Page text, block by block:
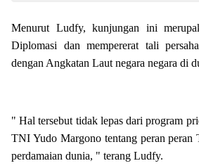
Menurut Ludfy, kunjungan ini
Diplomasi dan mempererat tali
dengan Angkatan Laut negara negara di
" Hal tersebut tidak lepas dari program
TNI Yudo Margono tentang peran peran
perdamaian dunia, " terang Ludfy.